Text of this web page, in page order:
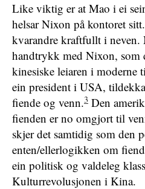
Like viktig er at Mao i ei
helsar Nixon på kontoret
kvarandre kraftfullt i neven.
handtrykk med Nixon, som
kinesiske leiaren i moderne
ein president i USA,
fiende og venn.3 Den
fienden er no omgjort til
skjer det samtidig som den
enten/ellerlogikken om
ein politisk og valdeleg
Kulturrevolusjonen i Kina.